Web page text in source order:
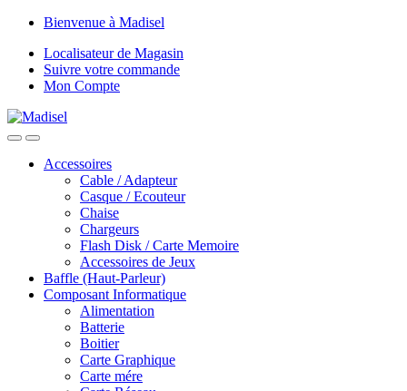
Skip
navigation
Skip
content
Bienvenue à Madisel
Localisateur de Magasin
Suivre votre commande
Mon Compte
Accessoires
Cable / Adapteur
Casque / Ecouteur
Chaise
Chargeurs
Flash Disk / Carte Memoire
Accessoires de Jeux
Baffle (Haut-Parleur)
Composant Informatique
Alimentation
Batterie
Boitier
Carte Graphique
Carte mére